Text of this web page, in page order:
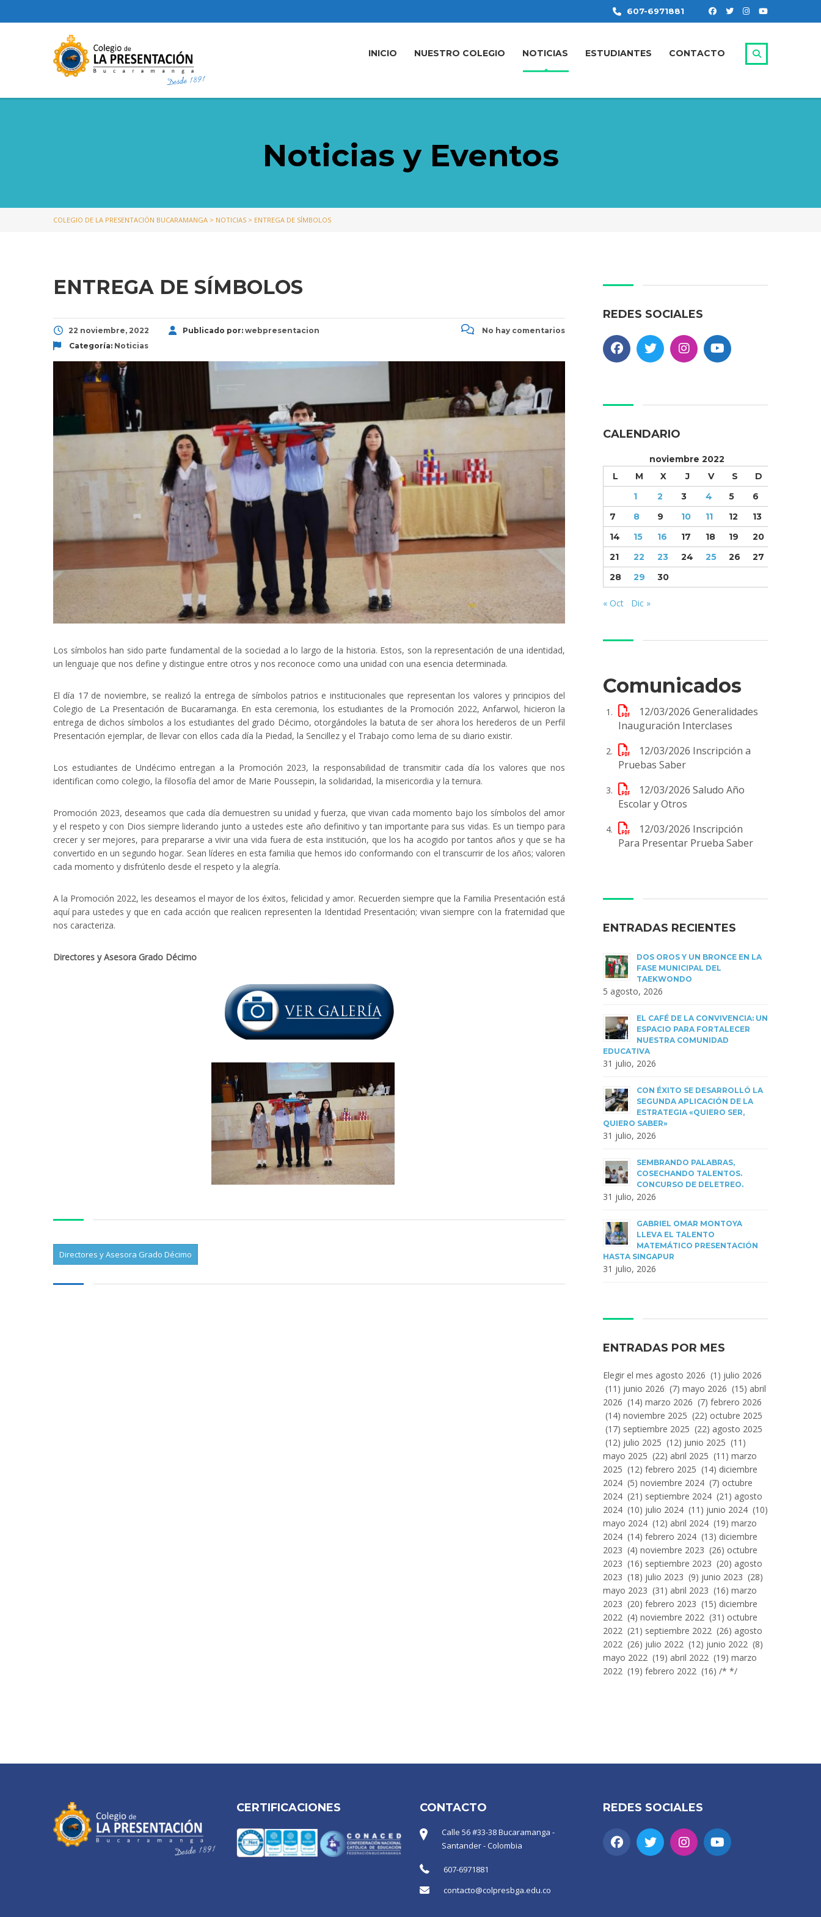
607-6971881
INICIO NUESTRO COLEGIO NOTICIAS ESTUDIANTES CONTACTO
Noticias y Eventos
COLEGIO DE LA PRESENTACIÓN BUCARAMANGA > NOTICIAS > ENTREGA DE SÍMBOLOS
ENTREGA DE SÍMBOLOS
22 noviembre, 2022 Publicado por: webpresentacion
Categoría: Noticias
No hay comentarios
Los símbolos han sido parte fundamental de la sociedad a lo largo de la historia. Estos, son la representación de una identidad,
un lenguaje que nos define y distingue entre otros y nos reconoce como una unidad con una esencia determinada.
El día 17 de noviembre, se realizó la entrega de símbolos patrios e institucionales que representan los valores y principios del
Colegio de La Presentación de Bucaramanga. En esta ceremonia, los estudiantes de la Promoción 2022, Anfarwol, hicieron la
entrega de dichos símbolos a los estudiantes del grado Décimo, otorgándoles la batuta de ser ahora los herederos de un Perfil
Presentación ejemplar, de llevar con ellos cada día la Piedad, la Sencillez y el Trabajo como lema de su diario existir.
Los estudiantes de Undécimo entregan a la Promoción 2023, la responsabilidad de transmitir cada día los valores que nos
identifican como colegio, la filosofía del amor de Marie Poussepin, la solidaridad, la misericordia y la ternura.
Promoción 2023, deseamos que cada día demuestren su unidad y fuerza, que vivan cada momento bajo los símbolos del amor
y el respeto y con Dios siempre liderando junto a ustedes este año definitivo y tan importante para sus vidas. Es un tiempo para
crecer y ser mejores, para prepararse a vivir una vida fuera de esta institución, que los ha acogido por tantos años y que se ha
convertido en un segundo hogar. Sean líderes en esta familia que hemos ido conformando con el transcurrir de los años; valoren
cada momento y disfrútenlo desde el respeto y la alegría.
A la Promoción 2022, les deseamos el mayor de los éxitos, felicidad y amor. Recuerden siempre que la Familia Presentación está
aquí para ustedes y que en cada acción que realicen representen la Identidad Presentación; vivan siempre con la fraternidad que
nos caracteriza.
Directores y Asesora Grado Décimo
Directores y Asesora Grado Décimo
REDES SOCIALES
CALENDARIO
noviembre 2022
L
M X J V S
D
1
2 3 4 5
6
7
8 9 10 11 12
13
14
15 16 17 18 19
20
21
22 23 24 25 26
27
28
29 30
« Oct Dic »
Comunicados
12/03/2026 Generalidades
Inauguración Interclases
12/03/2026 Inscripción a
Pruebas Saber
12/03/2026 Saludo Año
Escolar y Otros
12/03/2026 Inscripción
Para Presentar Prueba Saber
ENTRADAS RECIENTES
DOS OROS Y UN BRONCE EN LA
FASE MUNICIPAL DEL
TAEKWONDO
5 agosto, 2026
EL CAFÉ DE LA CONVIVENCIA: UN
ESPACIO PARA FORTALECER
NUESTRA COMUNIDAD
EDUCATIVA
31 julio, 2026
CON ÉXITO SE DESARROLLÓ LA
SEGUNDA APLICACIÓN DE LA
ESTRATEGIA «QUIERO SER,
QUIERO SABER»
31 julio, 2026
SEMBRANDO PALABRAS,
COSECHANDO TALENTOS.
CONCURSO DE DELETREO.
31 julio, 2026
GABRIEL OMAR MONTOYA
LLEVA EL TALENTO
MATEMÁTICO PRESENTACIÓN
HASTA SINGAPUR
31 julio, 2026
ENTRADAS POR MES
Entradas
Por
Mes
Elegir el mes agosto 2026 (1) julio 2026
(11) junio 2026 (7) mayo 2026 (15) abril
2026 (14) marzo 2026 (7) febrero 2026
(14) noviembre 2025 (22) octubre 2025
(17) septiembre 2025 (22) agosto 2025
(12) julio 2025 (12) junio 2025 (11)
mayo 2025 (22) abril 2025 (11) marzo
2025 (12) febrero 2025 (14) diciembre
2024 (5) noviembre 2024 (7) octubre
2024 (21) septiembre 2024 (21) agosto
2024 (10) julio 2024 (11) junio 2024 (10)
mayo 2024 (12) abril 2024 (19) marzo
2024 (14) febrero 2024 (13) diciembre
2023 (4) noviembre 2023 (26) octubre
2023 (16) septiembre 2023 (20) agosto
2023 (18) julio 2023 (9) junio 2023 (28)
mayo 2023 (31) abril 2023 (16) marzo
2023 (20) febrero 2023 (15) diciembre
2022 (4) noviembre 2022 (31) octubre
2022 (21) septiembre 2022 (26) agosto
2022 (26) julio 2022 (12) junio 2022 (8)
mayo 2022 (19) abril 2022 (19) marzo
2022 (19) febrero 2022 (16) /* */
CERTIFICACIONES CONTACTO
Calle 56 #33-38 Bucaramanga -
Santander - Colombia
607-6971881
contacto@colpresbga.edu.co
REDES SOCIALES